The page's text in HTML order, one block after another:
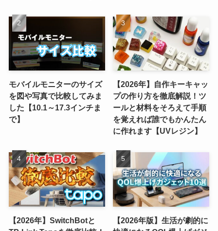
モバイルモニターのサイズ
を図や写真で比較してみま
した【10.1～17.3インチま
で】
【2026年】自作キーキャッ
プの作り方を徹底解説！ツ
ールと材料をそろえて手順
を覚えれば誰でもかんたん
に作れます【UVレジン】
【2026年】SwitchBotと
【2026年版】生活が劇的に